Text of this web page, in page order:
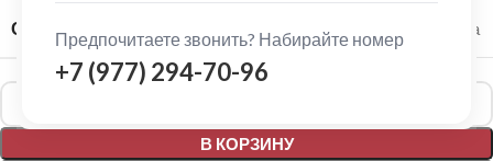
Предпочитаете звонить? Набирайте номер
+7 (977) 294-70-96
СЕРИЯ Классика
В КОРЗИНУ
Alternative: